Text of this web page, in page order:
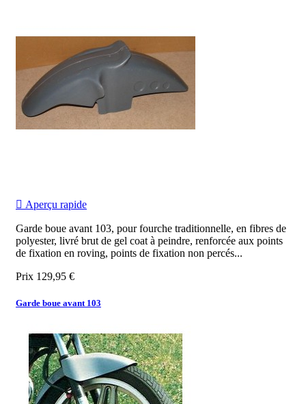
 Aperçu rapide
Garde boue avant 103, pour fourche traditionnelle, en fibres de
polyester, livré brut de gel coat à peindre, renforcée aux points
de fixation en roving, points de fixation non percés...
Prix 129,95 €
Garde boue avant 103